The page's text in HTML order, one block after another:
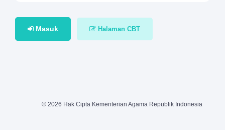
Masuk Halaman CBT
© 2026 Hak Cipta Kementerian Agama Republik Indonesia